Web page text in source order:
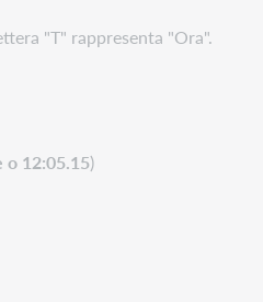
"T" rappresenta "Ora".
o 12:05.15)